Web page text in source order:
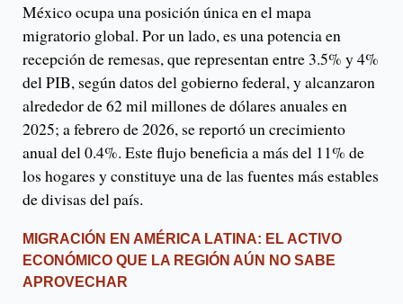
México ocupa una posición única en el mapa
migratorio global. Por un lado, es una potencia en
recepción de remesas, que representan entre 3.5% y 4%
del PIB, según datos del gobierno federal, y alcanzaron
alrededor de 62 mil millones de dólares anuales en
2025; a febrero de 2026, se reportó un crecimiento
anual del 0.4%. Este flujo beneficia a más del 11% de
los hogares y constituye una de las fuentes más estables
de divisas del país.
MIGRACIÓN EN AMÉRICA LATINA: EL ACTIVO
ECONÓMICO QUE LA REGIÓN AÚN NO SABE
APROVECHAR